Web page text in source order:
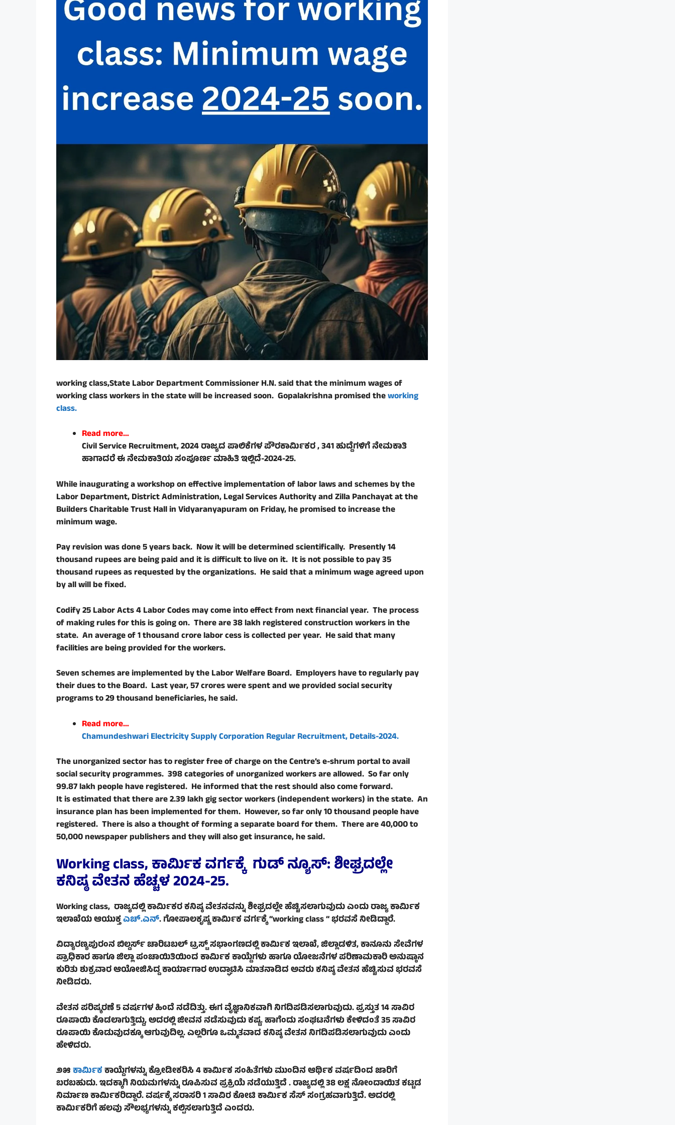
working class,State Labor Department Commissioner H.N. said that the minimum wages of
working class workers in the state will be increased soon. Gopalakrishna promised theworking
class.
Read more…
Civil Service Recruitment, 2024 ರಾಜ್ಯದ ಪಾಲಿಕೆಗಳ ಪೌರಕಾರ್ಮಿಕರ , 341 ಹುದ್ದೆಗಳಿಗೆ ನೇಮಕಾತಿ
ಹಾಗಾದರೆ ಈ ನೇಮಕಾತಿಯ ಸಂಪೂರ್ಣ ಮಾಹಿತಿ ಇಲ್ಲಿದೆ-2024-25.
While inaugurating a workshop on effective implementation of labor laws and schemes by the
Labor Department, District Administration, Legal Services Authority and Zilla Panchayat at the
Builders Charitable Trust Hall in Vidyaranyapuram on Friday, he promised to increase the
minimum wage.
Pay revision was done 5 years back. Now it will be determined scientifically. Presently 14
thousand rupees are being paid and it is difficult to live on it. It is not possible to pay 35
thousand rupees as requested by the organizations. He said that a minimum wage agreed upon
by all will be fixed.
Codify 25 Labor Acts 4 Labor Codes may come into effect from next financial year. The process
of making rules for this is going on. There are 38 lakh registered construction workers in the
state. An average of 1 thousand crore labor cess is collected per year. He said that many
facilities are being provided for the workers.
Seven schemes are implemented by the Labor Welfare Board. Employers have to regularly pay
their dues to the Board. Last year, 57 crores were spent and we provided social security
programs to 29 thousand beneficiaries, he said.
Read more…
Chamundeshwari Electricity Supply Corporation Regular Recruitment, Details-2024.
The unorganized sector has to register free of charge on the Centre’s e-shrum portal to avail
social security programmes. 398 categories of unorganized workers are allowed. So far only
99.87 lakh people have registered. He informed that the rest should also come forward.
It is estimated that there are 2.39 lakh gig sector workers (independent workers) in the state. An
insurance plan has been implemented for them. However, so far only 10 thousand people have
registered. There is also a thought of forming a separate board for them. There are 40,000 to
50,000 newspaper publishers and they will also get insurance, he said.
Working class, ಕಾರ್ಮಿಕ ವರ್ಗಕ್ಕೆ ಗುಡ್‌ ನ್ಯೂಸ್‌: ಶೀಘ್ರದಲ್ಲೇ
ಕನಿಷ್ಠ ವೇತನ ಹೆಚ್ಚಳ2024-25.
Working class, ರಾಜ್ಯದಲ್ಲಿ ಕಾರ್ಮಿಕರ ಕನಿಷ್ಠ ವೇತನವನ್ನು ಶೀಘ್ರದಲ್ಲೇ ಹೆಚ್ಚಿಸಲಾಗುವುದು ಎಂದು ರಾಜ್ಯ ಕಾರ್ಮಿಕ
ಇಲಾಖೆಯ ಆಯುಕ್ತಎಚ್.ಎನ್. ಗೋಪಾಲಕೃಷ್ಣ ಕಾರ್ಮಿಕ ವರ್ಗಕ್ಕೆ “working class “ಭರವಸೆ ನೀಡಿದ್ದಾರೆ.
ವಿದ್ಯಾರಣ್ಯಪುರಂನ ಬಿಲ್ಡರ್ಸ್ ಚಾರಿಟಬಲ್ ಟ್ರಸ್ಟ್ ಸಭಾಂಗಣದಲ್ಲಿ ಕಾರ್ಮಿಕ ಇಲಾಖೆ, ಜಿಲ್ಲಾಡಳಿತ, ಕಾನೂನು ಸೇವೆಗಳ
ಪ್ರಾಧಿಕಾರ ಹಾಗೂ ಜಿಲ್ಲಾ ಪಂಚಾಯಿತಿಯಿಂದ ಕಾರ್ಮಿಕ ಕಾಯ್ದೆಗಳು ಹಾಗೂ ಯೋಜನೆಗಳ ಪರಿಣಾಮಕಾರಿ ಅನುಷ್ಠಾನ
ಕುರಿತು ಶುಕ್ರವಾರ ಆಯೋಜಿಸಿದ್ದ ಕಾರ್ಯಾಗಾರ ಉದ್ಘಾಟಿಸಿ ಮಾತನಾಡಿದ ಅವರು ಕನಿಷ್ಠ ವೇತನ ಹೆಚ್ಚಿಸುವ ಭರವಸೆ
ನೀಡಿದರು.
ವೇತನ ಪರಿಷ್ಕರಣೆ 5 ವರ್ಷಗಳ ಹಿಂದೆ ನಡೆದಿತ್ತು. ಈಗ ವೈಜ್ಞಾನಿಕವಾಗಿ ನಿಗದಿಪಡಿಸಲಾಗುವುದು. ಪ್ರಸ್ತುತ 14 ಸಾವಿರ
ರೂಪಾಯಿ ಕೊಡಲಾಗುತ್ತಿದ್ದು, ಅದರಲ್ಲಿ ಜೀವನ ನಡೆಸುವುದು ಕಷ್ಟ. ಹಾಗೆಂದು ಸಂಘಟನೆಗಳು ಕೇಳಿದಂತೆ 35 ಸಾವಿರ
ರೂಪಾಯಿ ಕೊಡುವುದಕ್ಕೂ ಆಗುವುದಿಲ್ಲ. ಎಲ್ಲರಿಗೂ ಒಮ್ಮತವಾದ ಕನಿಷ್ಠ ವೇತನ ನಿಗದಿಪಡಿಸಲಾಗುವುದು ಎಂದು
ಹೇಳಿದರು.
೨೫ಕಾರ್ಮಿಕಕಾಯ್ದೆಗಳನ್ನು ಕ್ರೋಡೀಕರಿಸಿ 4 ಕಾರ್ಮಿಕ ಸಂಹಿತೆಗಳು ಮುಂದಿನ ಆರ್ಥಿಕ ವರ್ಷದಿಂದ ಜಾರಿಗೆ
ಬರಬಹುದು. ಇದಕ್ಕಾಗಿ ನಿಯಮಗಳನ್ನು ರೂಪಿಸುವ ಪ್ರಕ್ರಿಯೆ ನಡೆಯುತ್ತಿದೆ . ರಾಜ್ಯದಲ್ಲಿ 38 ಲಕ್ಷ ನೋಂದಾಯಿತ ಕಟ್ಟಡ
ನಿರ್ಮಾಣ ಕಾರ್ಮಿಕರಿದ್ದಾರೆ. ವರ್ಷಕ್ಕೆ ಸರಾಸರಿ 1 ಸಾವಿರ ಕೋಟಿ ಕಾರ್ಮಿಕ ಸೆಸ್ ಸಂಗ್ರಹವಾಗುತ್ತಿದೆ. ಅದರಲ್ಲಿ
ಕಾರ್ಮಿಕರಿಗೆ ಹಲವು ಸೌಲಭ್ಯಗಳನ್ನು ಕಲ್ಪಿಸಲಾಗುತ್ತಿದೆ ಎಂದರು.